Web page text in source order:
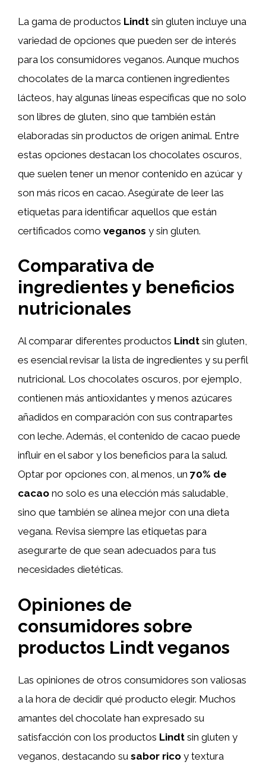
La gama de productos Lindt sin gluten incluye una
variedad de opciones que pueden ser de interés
para los consumidores veganos. Aunque muchos
chocolates de la marca contienen ingredientes
lácteos, hay algunas líneas específicas que no solo
son libres de gluten, sino que también están
elaboradas sin productos de origen animal. Entre
estas opciones destacan los chocolates oscuros,
que suelen tener un menor contenido en azúcar y
son más ricos en cacao. Asegúrate de leer las
etiquetas para identificar aquellos que están
certificados como veganos y sin gluten.
Comparativa de
ingredientes y beneficios
nutricionales
Al comparar diferentes productos Lindt sin gluten,
es esencial revisar la lista de ingredientes y su perfil
nutricional. Los chocolates oscuros, por ejemplo,
contienen más antioxidantes y menos azúcares
añadidos en comparación con sus contrapartes
con leche. Además, el contenido de cacao puede
influir en el sabor y los beneficios para la salud.
Optar por opciones con, al menos, un 70% de
cacao no solo es una elección más saludable,
sino que también se alinea mejor con una dieta
vegana. Revisa siempre las etiquetas para
asegurarte de que sean adecuados para tus
necesidades dietéticas.
Opiniones de
consumidores sobre
productos Lindt veganos
Las opiniones de otros consumidores son valiosas
a la hora de decidir qué producto elegir. Muchos
amantes del chocolate han expresado su
satisfacción con los productos Lindt sin gluten y
veganos, destacando su sabor rico y textura